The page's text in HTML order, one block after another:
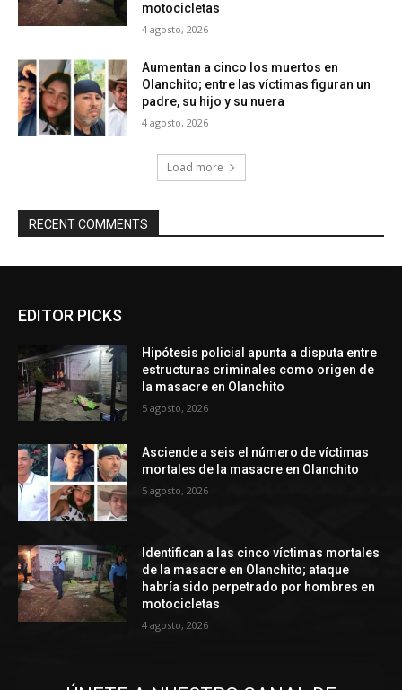
motocicletas
4 agosto, 2026
Aumentan a cinco los muertos en
Olanchito; entre las víctimas figuran un
padre, su hijo y su nuera
4 agosto, 2026
Load more
RECENT COMMENTS
EDITOR PICKS
Hipótesis policial apunta a disputa entre
estructuras criminales como origen de
la masacre en Olanchito
5 agosto, 2026
Asciende a seis el número de víctimas
mortales de la masacre en Olanchito
5 agosto, 2026
Identifican a las cinco víctimas mortales
de la masacre en Olanchito; ataque
habría sido perpetrado por hombres en
motocicletas
4 agosto, 2026